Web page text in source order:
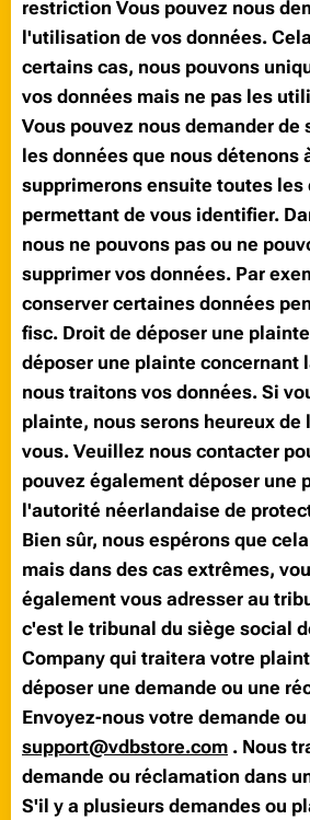
restriction Vous pouvez nous
l'utilisation de vos données.
certains cas, nous pouvons
vos données mais ne pas les
Vous pouvez nous demander de
les données que nous détenons
supprimerons ensuite toutes les
permettant de vous identifier.
nous ne pouvons pas ou ne
supprimer vos données. Par
conserver certaines données
fisc. Droit de déposer une
déposer une plainte concernant
nous traitons vos données. Si
plainte, nous serons heureux de
vous. Veuillez nous contacter
pouvez également déposer une
l'autorité néerlandaise de
Bien sûr, nous espérons que
mais dans des cas extrêmes,
également vous adresser au
c'est le tribunal du siège social
Company qui traitera votre
déposer une demande ou une
Envoyez-nous votre demande
support@vdbstore.com . Nous
demande ou réclamation dans
S'il y a plusieurs demandes ou